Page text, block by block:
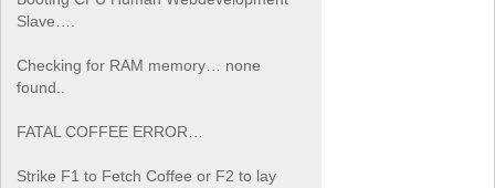
Slave….
Checking for RAM memory… none
found..
FATAL COFFEE ERROR…
Strike F1 to Fetch Coffee or F2 to lay